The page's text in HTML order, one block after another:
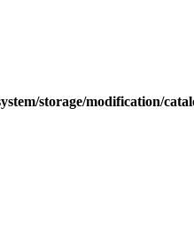
storage/modification/